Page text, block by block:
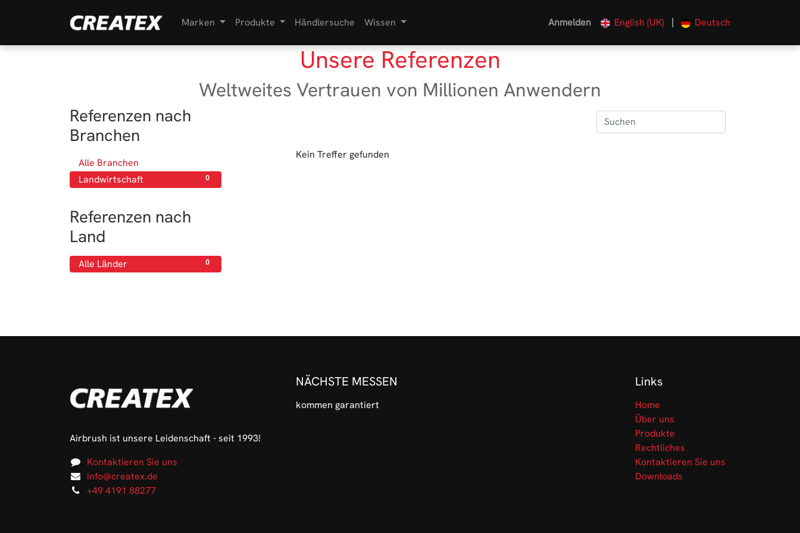
Marken Produkte Händlersuche Wissen Anmelden English (UK) | Deutsch
Unsere Referenzen
Weltweites Vertrauen von Millionen Anwendern
Referenzen nach
Branchen
Alle Branchen
0
Landwirtschaft
Referenzen nach
Land
0
Alle Länder
Kein Treffer gefunden
Airbrush ist unsere Leidenschaft - seit 1993!
Kontaktieren Sie uns
info@createx.de
+49 4191 88277
NÄCHSTE MESSEN
kommen garantiert
Links
Home
Über uns
Produkte
Rechtliches
Kontaktieren Sie uns
Downloads